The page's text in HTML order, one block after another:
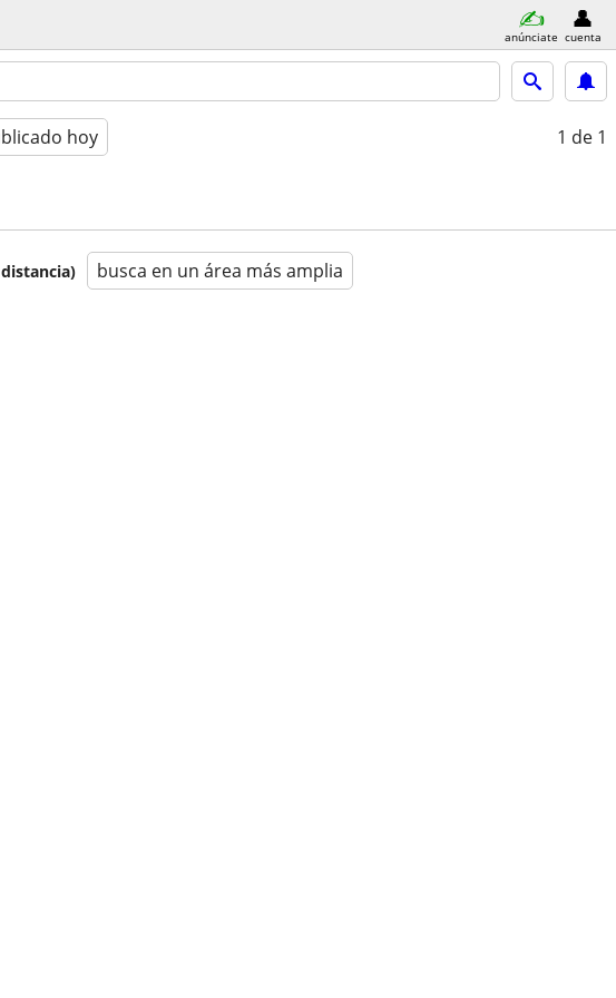
anúnciate cuenta
hoy 1 de 1
busca en un área más amplia